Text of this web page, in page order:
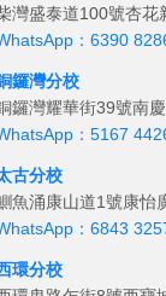
灣盛泰道100號杏花
：6390
鑼灣分校
鑼灣耀華街39號南
：5167
古分校
魚涌康山道1號康怡
：6843
環分校